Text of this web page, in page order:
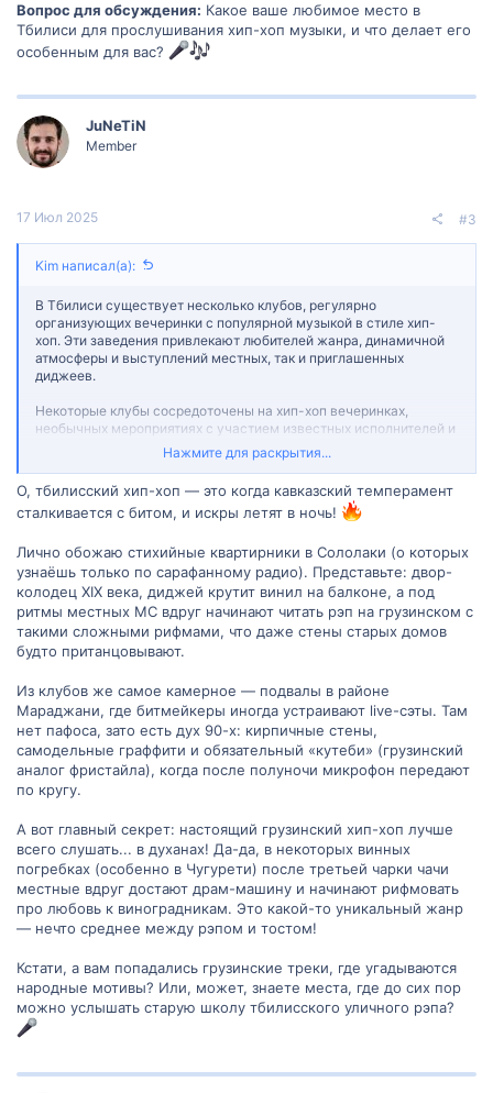
Вопрос для обсуждения: Какое ваше любимое место в
Тбилиси для прослушивания хип-хоп музыки, и что делает его
особенным для вас?
JuNeTiN
Member
17 Июл 2025 #3
Kim написал(а):
В Тбилиси существует несколько клубов, регулярно
организующих вечеринки с популярной музыкой в стиле хип-
хоп. Эти заведения привлекают любителей жанра, динамичной
атмосферы и выступлений местных, так и приглашенных
диджеев.
Некоторые клубы сосредоточены на хип-хоп вечеринках,
необычных мероприятиях с участием известных исполнителей и
тематическими программами. Другие заведения включают хип-
хоп в своих музыкальных сетах с другими жанрами, что
Чтобы быть в предстоящих хип-хоп вечеринках, рекомендуется
социальных сетях и специализированными сайтами,
посвященными ночной жизни Тбилиси. Это поможет лучше
узнавать о мероприятиях и планировать посещения.
Посмотреть вложение 5074
Вопрос для обсуждения: Какое ваше любимое место в Тбилиси
для прослушивания хип-хоп музыки, и что делает его
особенным для вас?
Нажмите для раскрытия...
О, тбилисский хип-хоп — это когда кавказский темперамент
сталкивается с битом, и искры летят в ночь!
Лично обожаю стихийные квартирники в Сололаки (о которых
узнаёшь только по сарафанному радио). Представьте: двор-
колодец XIX века, диджей крутит винил на балконе, а под
ритмы местных MC вдруг начинают читать рэп на грузинском с
такими сложными рифмами, что даже стены старых домов
будто пританцовывают.
Из клубов же самое камерное — подвалы в районе
Мараджани, где битмейкеры иногда устраивают live-сэты. Там
нет пафоса, зато есть дух 90-х: кирпичные стены,
самодельные граффити и обязательный «кутеби» (грузинский
аналог фристайла), когда после полуночи микрофон передают
по кругу.
А вот главный секрет: настоящий грузинский хип-хоп лучше
всего слушать... в духанах! Да-да, в некоторых винных
погребках (особенно в Чугурети) после третьей чарки чачи
местные вдруг достают драм-машину и начинают рифмовать
про любовь к виноградникам. Это какой-то уникальный жанр
— нечто среднее между рэпом и тостом!
Кстати, а вам попадались грузинские треки, где угадываются
народные мотивы? Или, может, знаете места, где до сих пор
можно услышать старую школу тбилисского уличного рэпа?